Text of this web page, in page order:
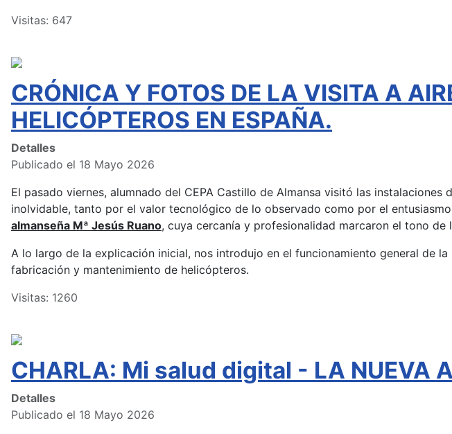
Visitas: 647
CRÓNICA Y FOTOS DE LA VISITA A
HELICÓPTEROS EN ESPAÑA.
Detalles
Publicado el 18 Mayo 2026
El pasado viernes, alumnado del CEPA Castillo de Almansa visitó las instalaciones
inolvidable, tanto por el valor tecnológico de lo observado como por el
almanseña Mª Jesús Ruano, cuya cercanía y profesionalidad marcaron el tono
A lo largo de la explicación inicial, nos introdujo en el funcionamiento general de
fabricación y mantenimiento de helicópteros.
Visitas: 1260
CHARLA: Mi salud digital - LA NUEVA
Detalles
Publicado el 18 Mayo 2026